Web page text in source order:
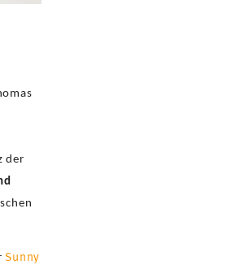
der
Sunny